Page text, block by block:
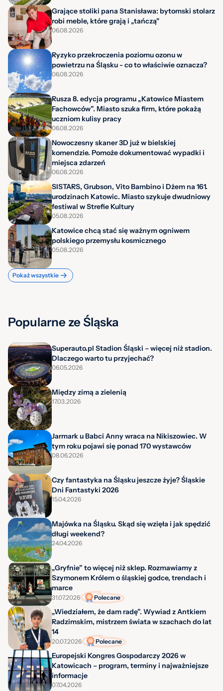
Grające stoliki pana Stanisława: bytomski stolarz
robi meble, które grają i „tańczą"
06.08.2026
Ryzyko przekroczenia poziomu ozonu w
powietrzu na Śląsku - co to właściwie oznacza?
06.08.2026
Rusza 8. edycja programu „Katowice Miastem
Fachowców”. Miasto szuka firm, które pokażą
uczniom kulisy pracy
06.08.2026
Nowoczesny skaner 3D już w bielskiej
komendzie. Pomoże dokumentować wypadki i
miejsca zdarzeń
06.08.2026
SISTARS, Grubson, Vito Bambino i Dżem na 161.
urodzinach Katowic. Miasto szykuje dwudniowy
festiwal w Strefie Kultury
05.08.2026
Katowice chcą stać się ważnym ogniwem
polskiego przemysłu kosmicznego
05.08.2026
Pokaż wszystkie
Popularne ze Śląska
Superauto.pl Stadion Śląski – więcej niż stadion.
Dlaczego warto tu przyjechać?
06.05.2026
Między zimą a zielenią
17.03.2026
Jarmark u Babci Anny wraca na Nikiszowiec. W
tym roku pojawi się ponad 170 wystawców
08.06.2026
Czy fantastyka na Śląsku jeszcze żyje? Śląskie
Dni Fantastyki 2026
15.04.2026
Majówka na Śląsku. Skąd się wzięła i jak spędzić
długi weekend?
24.04.2026
„Gryfnie” to więcej niż sklep. Rozmawiamy z
Szymonem Królem o śląskiej godce, trendach i
marce
31.07.2026 Polecane
„Wiedziałem, że dam radę”. Wywiad z Antkiem
Radzimskim, mistrzem świata w szachach do lat
14
20.07.2026 Polecane
Europejski Kongres Gospodarczy 2026 w
Katowicach – program, terminy i najważniejsze
informacje
07.04.2026